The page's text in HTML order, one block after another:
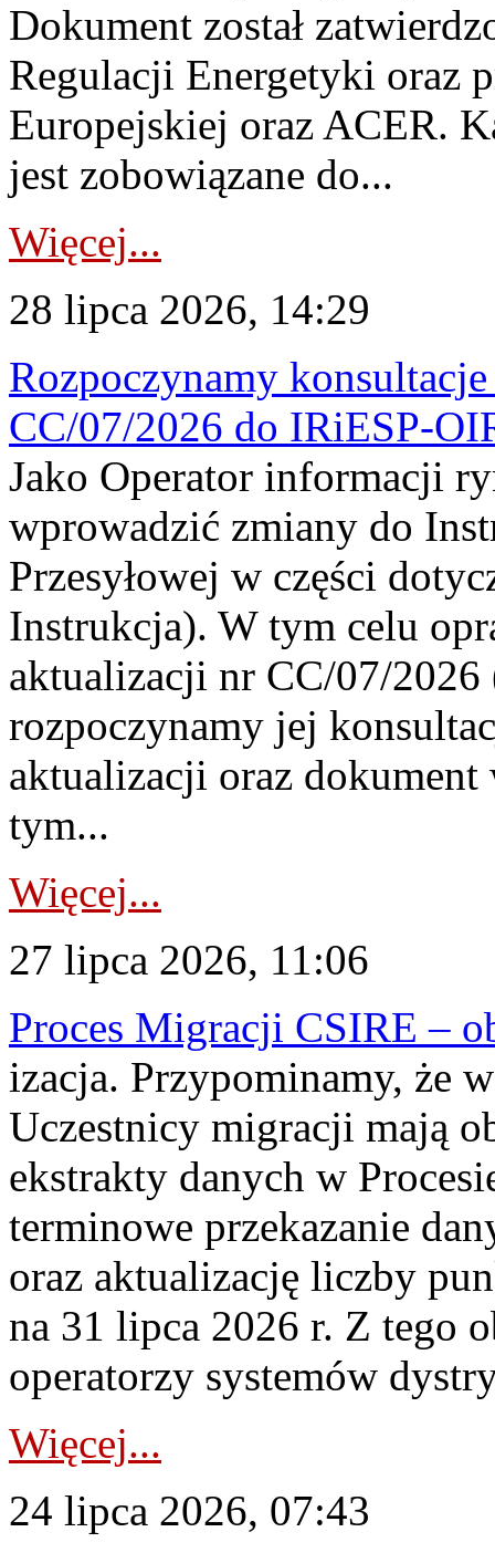
Dokument został
Regulacji Energetyki oraz
Europejskiej oraz ACER.
jest zobowiązane do...
Więcej...
28 lipca 2026, 14:29
Rozpoczynamy
CC/07/2026 do IRiESP-
Jako Operator informacji
wprowadzić zmiany do
Przesyłowej w części
Instrukcja). W tym celu
aktualizacji nr CC/07/
rozpoczynamy jej
aktualizacji oraz
tym...
Więcej...
27 lipca 2026, 11:06
Proces Migracji CSIRE –
izacja. Przypominamy, że
Uczestnicy migracji mają
ekstrakty danych w
terminowe przekazanie
oraz aktualizację liczby
na 31 lipca 2026 r. Z tego
operatorzy systemów
Więcej...
24 lipca 2026, 07:43